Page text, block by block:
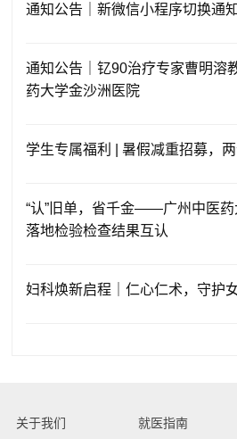
通知公告｜新微信小程序切换通
通知公告｜钇90治疗专家曹明溶
药大学金沙洲医院
学生专属福利 | 暑假减重招募，
“认”旧单，省千金——广州中医
落地检验检查结果互认
妇科焕新启程｜仁心仁术，守护
关于我们 就医指南